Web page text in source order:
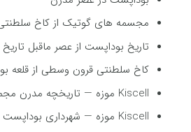
مجسمه های گوتیک از کاخ سلطنتی
تاریخ بوداپست از عصر ماقبل تاریخ
کاخ سلطنتی قرون وسطی از قلعه
Kiscell موزه — تاریخچه مدرن مجموعه شهری
Kiscell موزه — شهرداری بوداپست گالری تصویر